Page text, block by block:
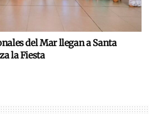
del Mar llegan a Santa
la Fiesta